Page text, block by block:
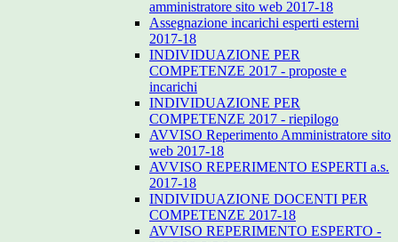
amministratore sito web 2017-18
Assegnazione incarichi esperti esterni
2017-18
INDIVIDUAZIONE PER
COMPETENZE 2017 - proposte e
incarichi
INDIVIDUAZIONE PER
COMPETENZE 2017 - riepilogo
AVVISO Reperimento Amministratore sito
web 2017-18
AVVISO REPERIMENTO ESPERTI a.s.
2017-18
INDIVIDUAZIONE DOCENTI PER
COMPETENZE 2017-18
AVVISO REPERIMENTO ESPERTO -